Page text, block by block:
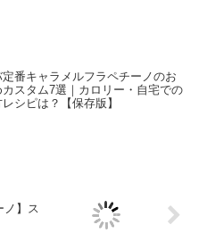
定番キャラメルフラペチーノのお
スタム7選｜カロリー・自宅での
シピは？【保存版】
ノ】ス